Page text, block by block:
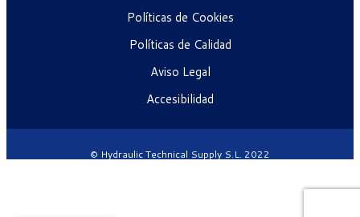
Políticas de Cookies
Políticas de Calidad
Aviso Legal
Accesibilidad
© Hydraulic Technical Supply S.L. 2022